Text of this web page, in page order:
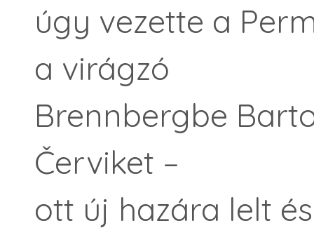
úgy vezette a
a virágzó
Brennbergbe
Červiket –
ott új hazára lelt